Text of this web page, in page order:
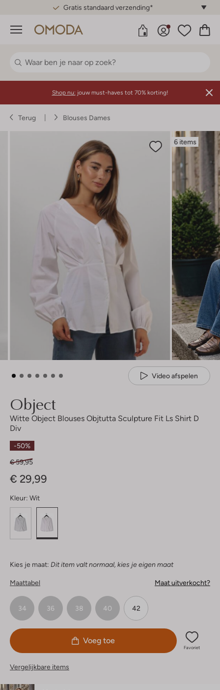
Gratis standaard verzending*
Menu
Shop nu: jouw must-haves tot 70% korting!
Terug Blouses Dames
6 items
Video afspelen
Object
Witte Object Blouses Objtutta Sculpture Fit Ls Shirt D
Div
-50%
€ 59,95
€ 29,99
Kleur: Wit
Kies je maat: Dit item valt normaal, kies je eigen maat
Maattabel Maat uitverkocht?
34 36 38 40 42
Voeg toe
Favoriet
Vergelijkbare items